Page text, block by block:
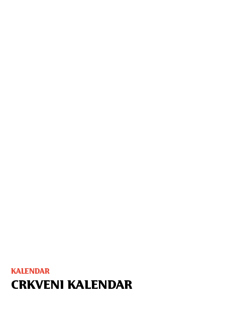
KALENDAR
CRKVENI KALENDAR